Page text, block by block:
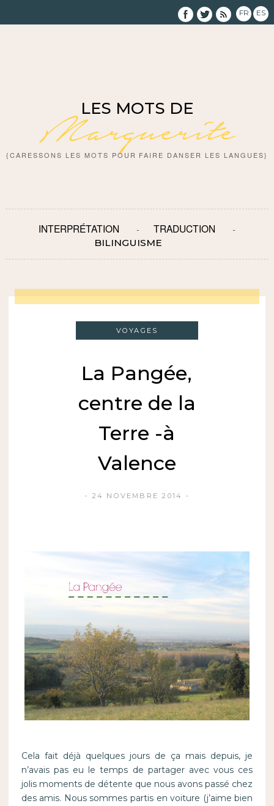
FR ES
LES MOTS DE
Marguerite
{CARESSONS LES MOTS POUR FAIRE DANSER LES LANGUES}
INTERPRÉTATION TRADUCTION
BILINGUISME
VOYAGES
La Pangée,
centre de la
Terre -à
Valence
24 NOVEMBRE 2014
Cela fait déjà quelques jours de ça mais depuis, je
n’avais pas eu le temps de partager avec vous ces
jolis moments de détente que nous avons passé chez
des amis. Nous sommes partis en voiture (j’aime bien